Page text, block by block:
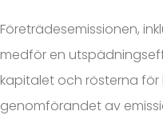
Företrädesemissionen,
medför en
kapitalet och rösterna
genomförandet av